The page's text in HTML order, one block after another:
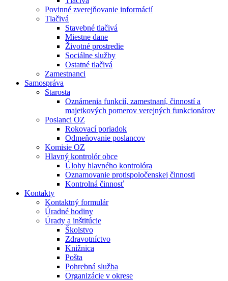
Povinné zverejňovanie informácií
Tlačivá
Stavebné tlačivá
Miestne dane
Životné prostredie
Sociálne služby
Ostatné tlačivá
Zamestnanci
Samospráva
Starosta
Oznámenia funkcií, zamestnaní, činností a
majetkových pomerov verejných funkcionárov
Poslanci OZ
Rokovací poriadok
Odmeňovanie poslancov
Komisie OZ
Hlavný kontrolór obce
Úlohy hlavného kontrolóra
Oznamovanie protispoločenskej činnosti
Kontrolná činnosť
Kontakty
Kontaktný formulár
Úradné hodiny
Úrady a inštitúcie
Školstvo
Zdravotníctvo
Knižnica
Pošta
Pohrebná služba
Organizácie v okrese